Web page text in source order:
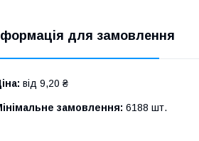
для замовлення
від 9,20 ₴
замовлення: 6188 шт.